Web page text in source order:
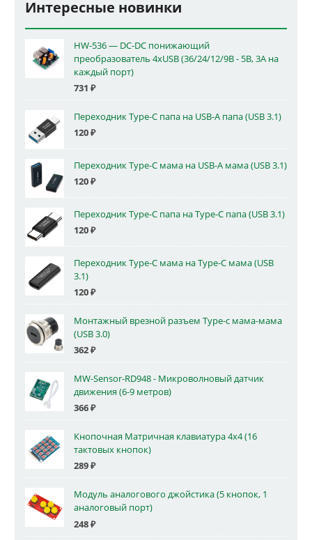
Интересные новинки
HW-536 — DC-DC понижающий
преобразователь 4xUSB (36/24/12/9В - 5В, 3А на
каждый порт)
731 ₽
Переходник Type-C папа на USB-A папа (USB 3.1)
120₽
Переходник Type-C мама на USB-A мама (USB 3.1)
120₽
Переходник Type-C папа на Type-C папа (USB 3.1)
120₽
Переходник Type-C мама на Type-C мама (USB
3.1)
120₽
Монтажный врезной разъем Type-c мама-мама
(USB 3.0)
362₽
MW-Sensor-RD948 - Микроволновый датчик
движения (6-9 метров)
366₽
Кнопочная Матричная клавиатура 4x4 (16
тактовых кнопок)
289₽
Модуль аналогового джойстика (5 кнопок, 1
аналоговый порт)
248₽